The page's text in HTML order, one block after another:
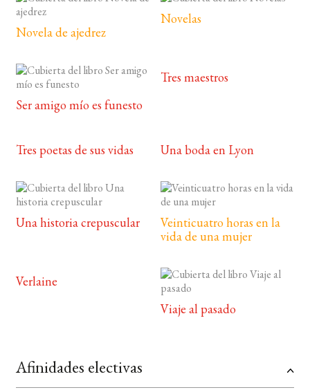
Novela de ajedrez
Novelas
Ser amigo mío es funesto
Tres maestros
Tres poetas de sus vidas Una boda en Lyon
Una historia crepuscular
Veinticuatro horas en la
vida de una mujer
Verlaine
Viaje al pasado
Afinidades electivas